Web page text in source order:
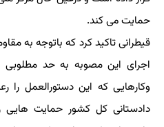
حمایت می کند.
قیطرانی تاکید کرد که باتوجه به
اجرای این مصوبه به حد
وکارهایی که این دستورالعمل را
دادستانی کل کشور حمایت هایی